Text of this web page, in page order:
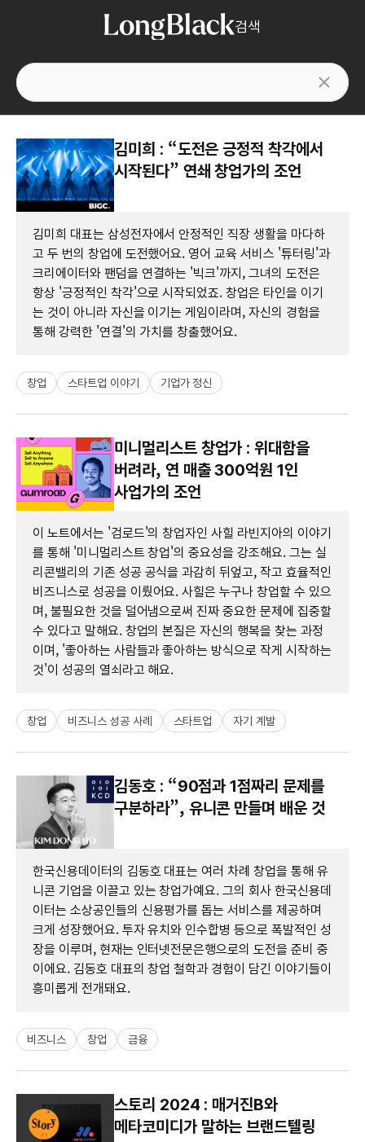
검색
김미희 : “도전은 긍정적 착각에서
시작된다” 연쇄 창업가의 조언
김미희 대표는 삼성전자에서 안정적인 직장 생활을 마다하
고 두 번의 창업에 도전했어요. 영어 교육 서비스 '튜터링'과
크리에이터와 팬덤을 연결하는 '빅크'까지, 그녀의 도전은
항상 '긍정적인 착각'으로 시작되었죠. 창업은 타인을 이기
는 것이 아니라 자신을 이기는 게임이라며, 자신의 경험을
통해 강력한 '연결'의 가치를 창출했어요.
창업 스타트업 이야기 기업가 정신
미니멀리스트 창업가 : 위대함을
버려라, 연 매출 300억원 1인
사업가의 조언
이 노트에서는 '검로드'의 창업자인 사힐 라빈지아의 이야기
를 통해 '미니멀리스트 창업'의 중요성을 강조해요. 그는 실
리콘밸리의 기존 성공 공식을 과감히 뒤엎고, 작고 효율적인
비즈니스로 성공을 이뤘어요. 사힐은 누구나 창업할 수 있으
며, 불필요한 것을 덜어냄으로써 진짜 중요한 문제에 집중할
수 있다고 말해요. 창업의 본질은 자신의 행복을 찾는 과정
이며, '좋아하는 사람들과 좋아하는 방식으로 작게 시작하는
것'이 성공의 열쇠라고 해요.
창업 비즈니스 성공 사례 스타트업 자기 계발
김동호 : “90점과 1점짜리 문제를
구분하라”, 유니콘 만들며 배운 것
한국신용데이터의 김동호 대표는 여러 차례 창업을 통해 유
니콘 기업을 이끌고 있는 창업가예요. 그의 회사 한국신용데
이터는 소상공인들의 신용평가를 돕는 서비스를 제공하며
크게 성장했어요. 투자 유치와 인수합병 등으로 폭발적인 성
장을 이루며, 현재는 인터넷전문은행으로의 도전을 준비 중
이에요. 김동호 대표의 창업 철학과 경험이 담긴 이야기들이
흥미롭게 전개돼요.
비즈니스 창업 금융
스토리 2024 : 매거진B와
메타코미디가 말하는 브랜드텔링